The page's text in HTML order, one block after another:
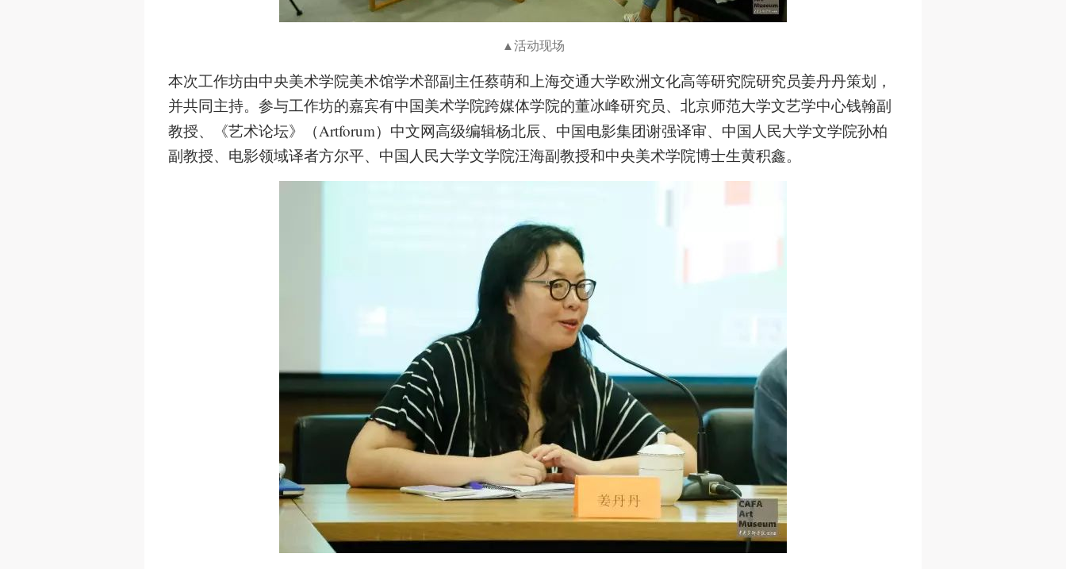
▲ 活动现场
本次工作坊由中央美术学院美术馆学术部副主任蔡萌和上海交通大学欧洲文化高等研究院研究员姜丹丹策划，
并共同主持。参与工作坊的嘉宾有中国美术学院跨媒体学院的董冰峰研究员、北京师范大学文艺学中心钱翰副
教授、《艺术论坛》（Artforum）中文网高级编辑杨北辰、中国电影集团谢强译审、中国人民大学文学院孙柏
副教授、电影领域译者方尔平、中国人民大学文学院汪海副教授和中央美术学院博士生黄积鑫。